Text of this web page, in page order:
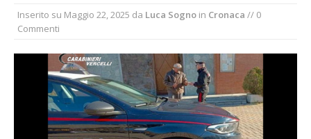
incendio di sterpaglie a Caresanablot
per i pagamenti delle prestazioni
Tanti fedeli in duomo per S. Eusebio. Mons.
Baturi: «Quel legame profondo tra le Chiese
di Vercelli e Cagliari»
Dieci anni fa l’ingresso a Vercelli
Inserito su Maggio 22, 2025 da Luca Sogno in Cronaca // 0
Commenti